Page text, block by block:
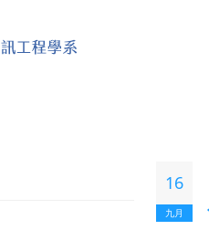
16
九月